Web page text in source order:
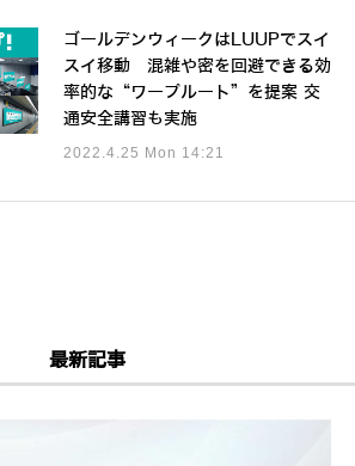
ゴールデンウィークはLUUPでスイ
スイ移動 混雑や密を回避できる効
率的な“ワープルート”を提案 交
通安全講習も実施
2022.4.25 Mon 14:21
最新記事